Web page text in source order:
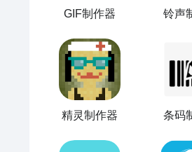
GIF制作器 铃声
精灵制作器 条码